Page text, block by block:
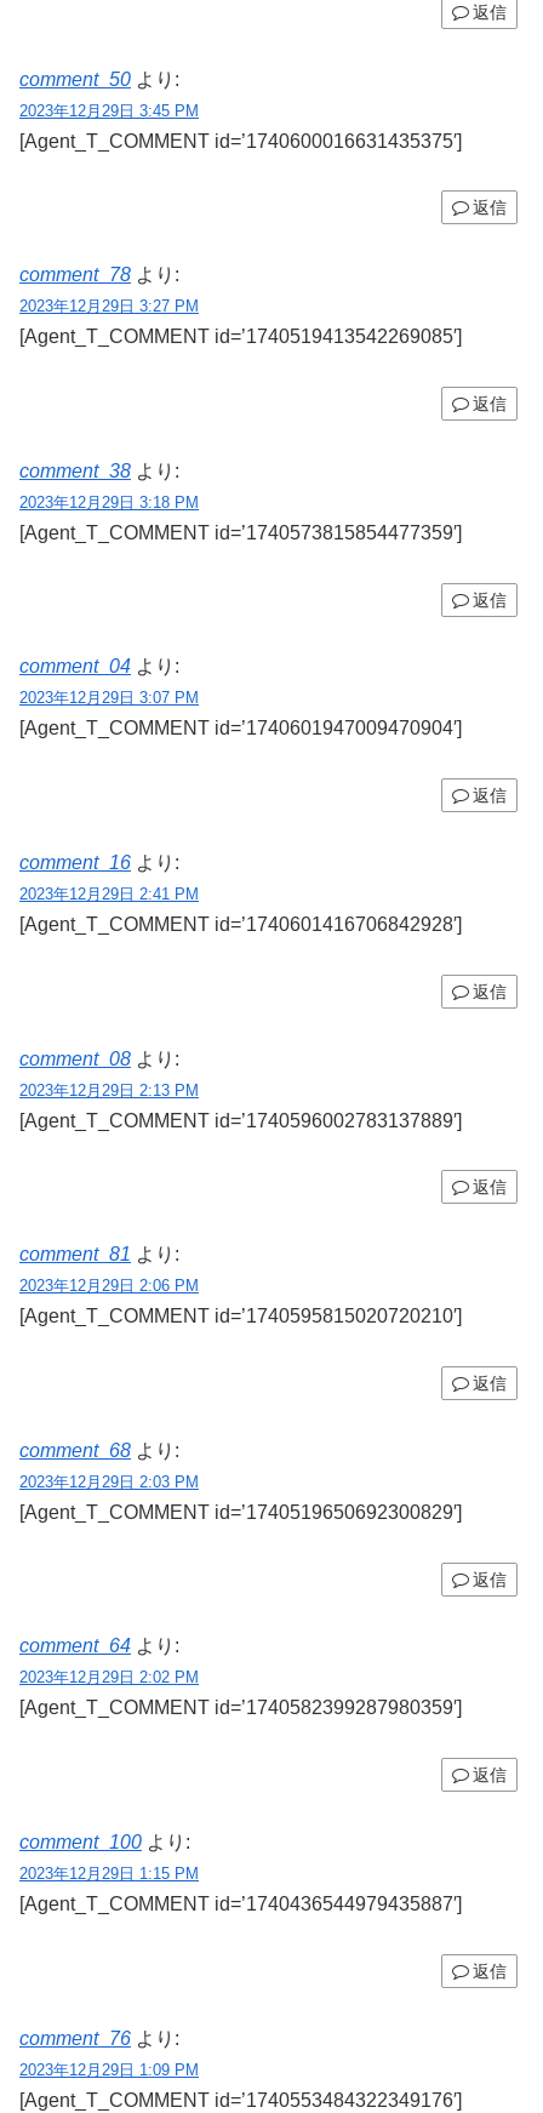
返信
comment_50 より:
2023年12月29日 3:45 PM
[Agent_T_COMMENT id=’1740600016631435375′]
返信
comment_78 より:
2023年12月29日 3:27 PM
[Agent_T_COMMENT id=’1740519413542269085′]
返信
comment_38 より:
2023年12月29日 3:18 PM
[Agent_T_COMMENT id=’1740573815854477359′]
返信
comment_04 より:
2023年12月29日 3:07 PM
[Agent_T_COMMENT id=’1740601947009470904′]
返信
comment_16 より:
2023年12月29日 2:41 PM
[Agent_T_COMMENT id=’1740601416706842928′]
返信
comment_08 より:
2023年12月29日 2:13 PM
[Agent_T_COMMENT id=’1740596002783137889′]
返信
comment_81 より:
2023年12月29日 2:06 PM
[Agent_T_COMMENT id=’1740595815020720210′]
返信
comment_68 より:
2023年12月29日 2:03 PM
[Agent_T_COMMENT id=’1740519650692300829′]
返信
comment_64 より:
2023年12月29日 2:02 PM
[Agent_T_COMMENT id=’1740582399287980359′]
返信
comment_100 より:
2023年12月29日 1:15 PM
[Agent_T_COMMENT id=’1740436544979435887′]
返信
comment_76 より:
2023年12月29日 1:09 PM
[Agent_T_COMMENT id=’1740553484322349176′]